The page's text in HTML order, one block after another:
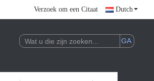
Verzoek om een Citaat Dutch